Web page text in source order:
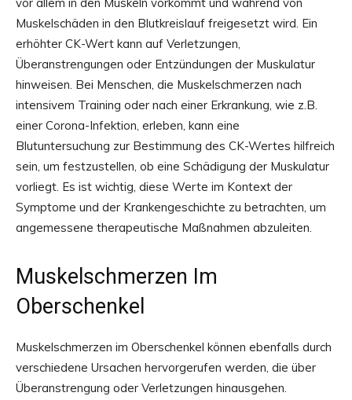
Muskelschäden in den Blutkreislauf freigesetzt wird. Ein
erhöhter CK-Wert kann auf Verletzungen,
Überanstrengungen oder Entzündungen der Muskulatur
hinweisen. Bei Menschen, die Muskelschmerzen nach
intensivem Training oder nach einer Erkrankung, wie z.B.
einer Corona-Infektion, erleben, kann eine
Blutuntersuchung zur Bestimmung des CK-Wertes hilfreich
sein, um festzustellen, ob eine Schädigung der Muskulatur
vorliegt. Es ist wichtig, diese Werte im Kontext der
Symptome und der Krankengeschichte zu betrachten, um
angemessene therapeutische Maßnahmen abzuleiten.
Muskelschmerzen Im
Oberschenkel
Muskelschmerzen im Oberschenkel können ebenfalls durch
verschiedene Ursachen hervorgerufen werden, die über
Überanstrengung oder Verletzungen hinausgehen.